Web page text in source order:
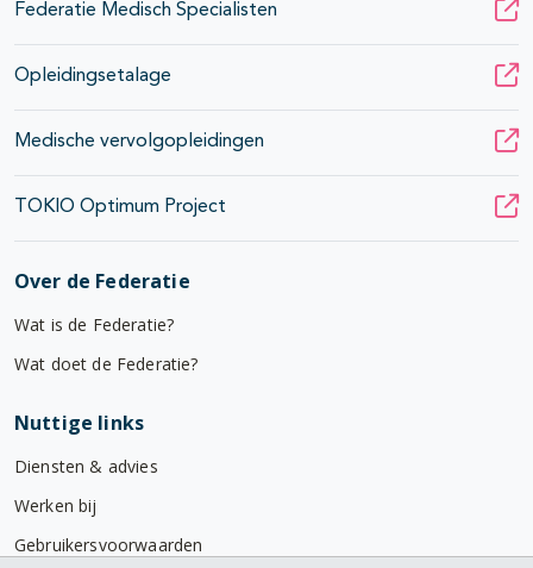
Federatie Medisch Specialisten
Opleidingsetalage
Medische vervolgopleidingen
TOKIO Optimum Project
Over de Federatie
Wat is de Federatie?
Wat doet de Federatie?
Nuttige links
Diensten & advies
Werken bij
Gebruikersvoorwaarden